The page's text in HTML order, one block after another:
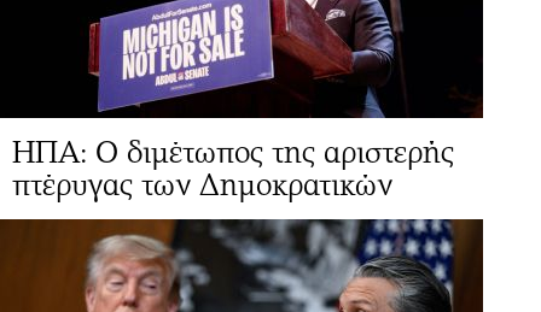
ΗΠΑ: Ο διμέτωπος της αριστερής
πτέρυγας των Δημοκρατικών